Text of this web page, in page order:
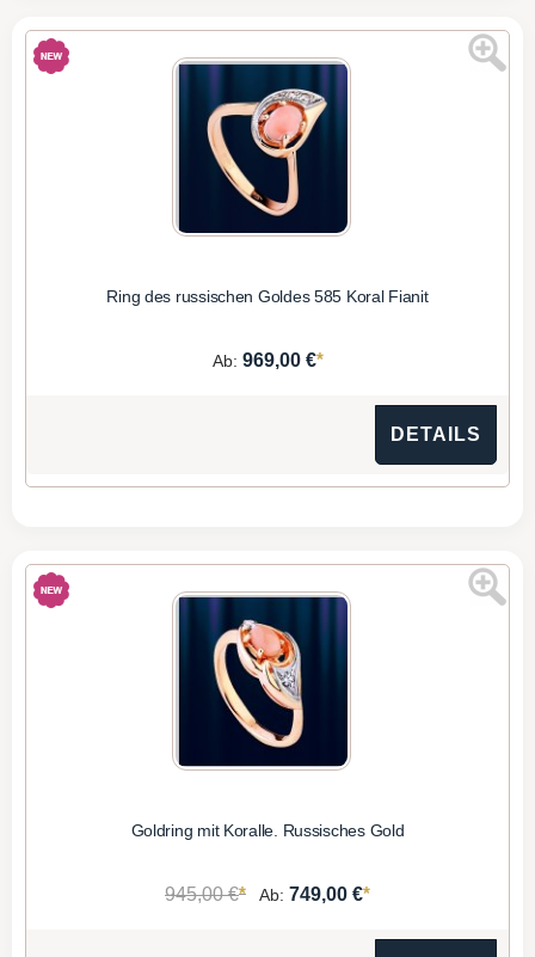
Ring des russischen Goldes 585 Koral Fianit
Ab: 969,00 €*
DETAILS
Goldring mit Koralle. Russisches Gold
945,00 €* Ab: 749,00 €*